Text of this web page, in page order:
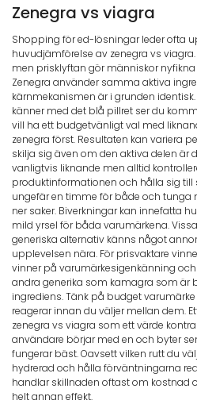
Zenegra vs viagra
Shopping för ed-lösningar leder ofta
huvudjämförelse av zenegra vs
men prisklyftan gör människor
Zenegra använder samma aktiva
kärnmekanismen är i grunden
känner med det blå pillret ser du
vill ha ett budgetvänligt val med
zenegra först. Resultaten kan variera
skilja sig även om den aktiva delen är
vanligtvis liknande men alltid
produktinformationen och hålla sig till
ungefär en timme för både och tunga
ner saker. Biverkningar kan innefatta
mild yrsel för båda varumärkena.
generiska alternativ känns något
upplevelsen nära. För prisvaktare
vinner på varumärkesigenkänning
andra generika som kamagra som är
ingrediens. Tänk på budget
reagerar innan du väljer mellan dem.
zenegra vs viagra som ett värde
användare börjar med en och byter
fungerar bäst. Oavsett vilken rutt du
hydrerad och hålla förväntningarna
handlar skillnaden oftast om kostnad
helt annan effekt.